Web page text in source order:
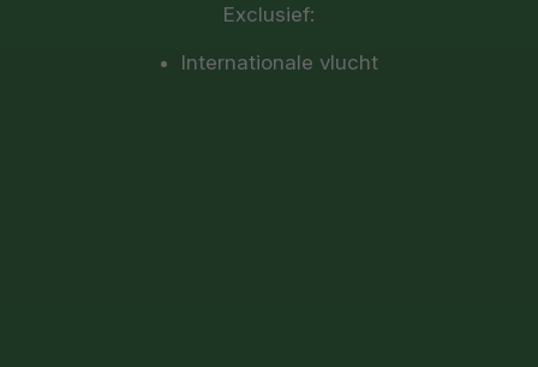
Exclusief:
Internationale vlucht